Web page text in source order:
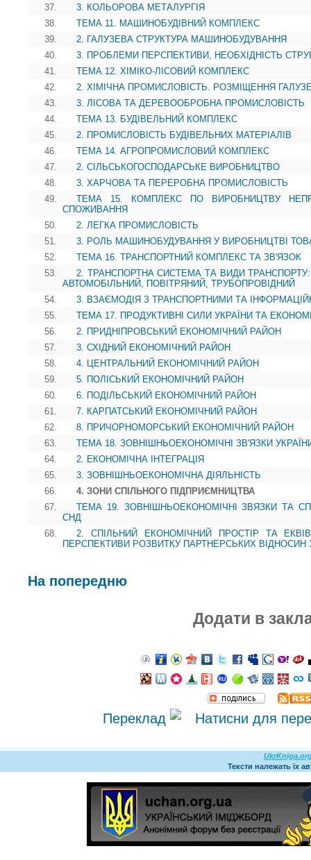
37.
3. КОЛЬОРОВА МЕТАЛУРГІЯ
38.
ТЕМА 11. МАШИНОБУДІВНИЙ КОМПЛЕКС
39.
2. ГАЛУЗЕВА СТРУКТУРА МАШИНОБУДУВАННЯ
40.
3. ПРОБЛЕМИ ПЕРСПЕКТИВИ, НЕОБХІДНІСТЬ
41.
ТЕМА 12. ХІМІКО-ЛІСОВИЙ КОМПЛЕКС
42.
2. ХІМІЧНА ПРОМИСЛОВІСТЬ. РОЗМІЩЕННЯ
43.
3. ЛІСОВА ТА ДЕРЕВООБРОБНА ПРОМИСЛОВІСТЬ
44.
ТЕМА 13. БУДІВЕЛЬНИЙ КОМПЛЕКС
45.
2. ПРОМИСЛОВІСТЬ БУДІВЕЛЬНИХ МАТЕРІАЛІВ
46.
ТЕМА 14. АГРОПРОМИСЛОВИЙ КОМПЛЕКС
47.
2. СІЛЬСЬКОГОСПОДАРСЬКЕ ВИРОБНИЦТВО
48.
3. ХАРЧОВА ТА ПЕРЕРОБНА ПРОМИСЛОВІСТЬ
49.
ТЕМА 15. КОМПЛЕКС ПО ВИРОБНИЦТВУ
СПОЖИВАННЯ
50.
2. ЛЕГКА ПРОМИСЛОВІСТЬ
51.
3. РОЛЬ МАШИНОБУДУВАННЯ У ВИРОБНИЦТВІ
52.
ТЕМА 16. ТРАНСПОРТНИЙ КОМПЛЕКС ТА ЗВ'ЯЗОК
53.
2. ТРАНСПОРТНА СИСТЕМА ТА ВИДИ
АВТОМОБІЛЬНИЙ, ПОВІТРЯНИЙ, ТРУБОПРОВІДНИЙ
54.
3. ВЗАЄМОДІЯ З ТРАНСПОРТНИМИ ТА
55.
ТЕМА 17. ПРОДУКТИВНІ СИЛИ УКРАЇНИ ТА
56.
2. ПРИДНІПРОВСЬКИЙ ЕКОНОМІЧНИЙ РАЙОН
57.
3. СХІДНИЙ ЕКОНОМІЧНИЙ РАЙОН
58.
4. ЦЕНТРАЛЬНИЙ ЕКОНОМІЧНИЙ РАЙОН
59.
5. ПОЛІСЬКИЙ ЕКОНОМІЧНИЙ РАЙОН
60.
6. ПОДІЛЬСЬКИЙ ЕКОНОМІЧНИЙ РАЙОН
61.
7. КАРПАТСЬКИЙ ЕКОНОМІЧНИЙ РАЙОН
62.
8. ПРИЧОРНОМОРСЬКИЙ ЕКОНОМІЧНИЙ РАЙОН
63.
ТЕМА 18. ЗОВНІШНЬОЕКОНОМІЧНІ ЗВ'ЯЗКИ
64.
2. ЕКОНОМІЧНА ІНТЕГРАЦІЯ
65.
3. ЗОВНІШНЬОЕКОНОМІЧНА ДІЯЛЬНІСТЬ
66.
4. ЗОНИ СПІЛЬНОГО ПІДПРИЄМНИЦТВА
67.
ТЕМА 19. ЗОВНІШНЬОЕКОНОМІЧНІ ЗВЯЗКИ ТА
СНД
68.
2. СПІЛЬНИЙ ЕКОНОМІЧНИЙ ПРОСТІР ТА
ПЕРСПЕКТИВИ РОЗВИТКУ ПАРТНЕРСЬКИХ ВІДНОСИН
На попередню
Додати в
Переклад
Тексти належать їх